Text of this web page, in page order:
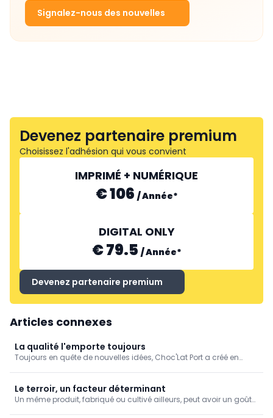
Signalez-nous des nouvelles
Devenez partenaire premium
Choisissez l'adhésion qui vous convient
IMPRIMÉ + NUMÉRIQUE
€ 106 /Année*
DIGITAL ONLY
€ 79.5 /Année*
Devenez partenaire premium
Articles connexes
La qualité l'emporte toujours
Toujours en quête de nouvelles idées, Choc'Lat Port a créé en
des crevettes dans une praline, nous y avons vu un défi", raconte
Dominic, qui continue chaque jour à perfectionner son savoir-
Le terroir, un facteur déterminant
Un même produit, fabriqué ou cultivé ailleurs, peut avoir un goût